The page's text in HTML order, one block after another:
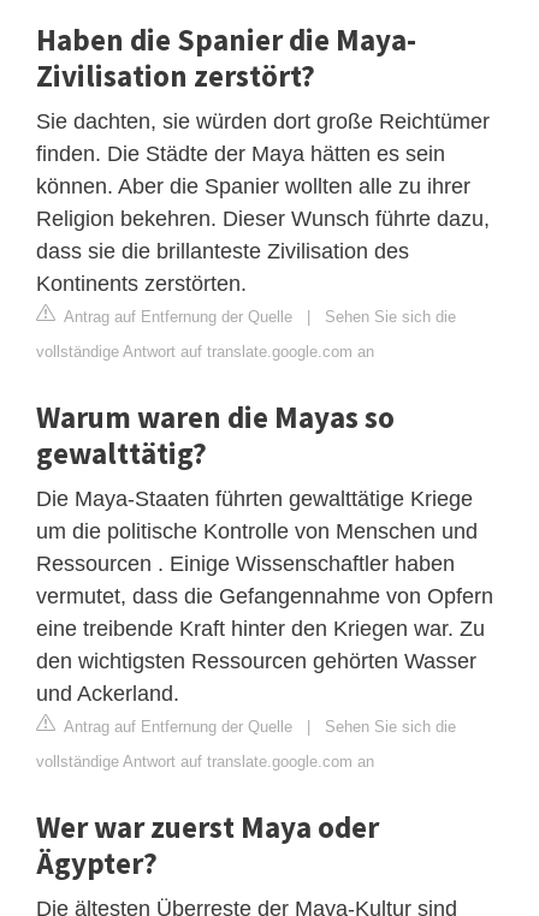
Haben die Spanier die Maya-
Zivilisation zerstört?
Sie dachten, sie würden dort große Reichtümer
finden. Die Städte der Maya hätten es sein
können. Aber die Spanier wollten alle zu ihrer
Religion bekehren. Dieser Wunsch führte dazu,
dass sie die brillanteste Zivilisation des
Kontinents zerstörten.
Antrag auf Entfernung der Quelle | Sehen Sie sich die
vollständige Antwort auf translate.google.com an
Warum waren die Mayas so
gewalttätig?
Die Maya-Staaten führten gewalttätige Kriege
um die politische Kontrolle von Menschen und
Ressourcen . Einige Wissenschaftler haben
vermutet, dass die Gefangennahme von Opfern
eine treibende Kraft hinter den Kriegen war. Zu
den wichtigsten Ressourcen gehörten Wasser
und Ackerland.
Antrag auf Entfernung der Quelle | Sehen Sie sich die
vollständige Antwort auf translate.google.com an
Wer war zuerst Maya oder
Ägypter?
Die ältesten Überreste der Maya-Kultur sind